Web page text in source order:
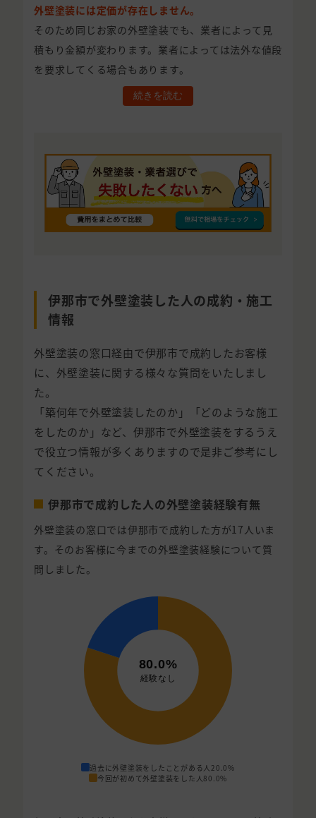
外壁塗装には定価が存在しません。
そのため同じお家の外壁塗装でも、業者によって見
積もり金額が変わります。業者によっては法外な値段
を要求してくる場合もあります。
続きを読む
伊那市で外壁塗装した人の成約・施工
情報
外壁塗装の窓口経由で伊那市で成約したお客様
に、外壁塗装に関する様々な質問をいたしまし
た。
「築何年で外壁塗装したのか」「どのような施工
をしたのか」など、伊那市で外壁塗装をするうえ
で役立つ情報が多くありますので是非ご参考にし
てください。
伊那市で成約した人の外壁塗装経験有無
外壁塗装の窓口では伊那市で成約した方が17人いま
す。そのお客様に今までの外壁塗装経験について質
問しました。
過去に外壁塗装をしたことがある人 20.0%
今回が初めて外壁塗装をした人 80.0%